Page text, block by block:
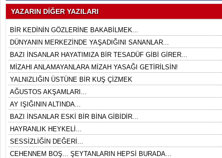
YAZARIN DİĞER YAZILARI
BİR KEDİNİN GÖZLERİNE BAKABİLMEK...
DÜNYANIN MERKEZİNDE YAŞADIĞINI SANANLAR...
BAZI İNSANLAR HAYATIMIZA BİR TESADÜF GİBİ GİRER...
MİZAHI ANLAMAYANLARA MİZAH YASAĞI GETİRİLSİN!
YALNIZLIĞIN ÜSTÜNE BİR KUŞ ÇİZMEK
AĞUSTOS AKŞAMLARI...
AY IŞIĞININ ALTINDA...
BAZI İNSANLAR ESKİ BİR BİNA GİBİDİR...
HAYRANLIK HEYKELİ...
SESSİZLİĞİN DEĞERİ...
CEHENNEM BOŞ... ŞEYTANLARIN HEPSİ BURADA...